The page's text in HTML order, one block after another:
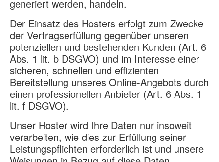
generiert werden, handeln.
Der Einsatz des Hosters erfolgt zum Zwecke
der Vertragserfüllung gegenüber unseren
potenziellen und bestehenden Kunden (Art. 6
Abs. 1 lit. b DSGVO) und im Interesse einer
sicheren, schnellen und effizienten
Bereitstellung unseres Online-Angebots durch
einen professionellen Anbieter (Art. 6 Abs. 1
lit. f DSGVO).
Unser Hoster wird Ihre Daten nur insoweit
verarbeiten, wie dies zur Erfüllung seiner
Leistungspflichten erforderlich ist und unsere